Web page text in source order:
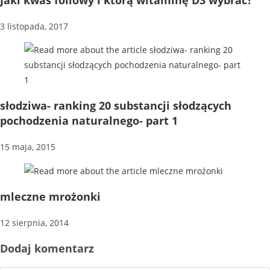
3 listopada, 2017
słodziwa- ranking 20 substancji słodzących
pochodzenia naturalnego- part 1
15 maja, 2015
mleczne mrożonki
12 sierpnia, 2014
Dodaj komentarz